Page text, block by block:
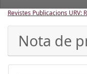
Revistes Publicacions URV:
Nota de